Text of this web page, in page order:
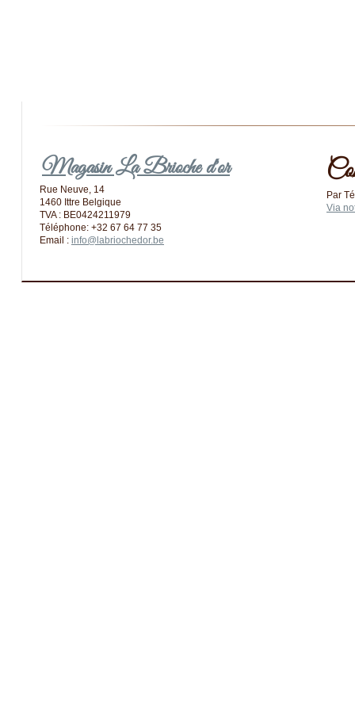
Par
Via
Magasin La Brioche d'or
Rue Neuve, 14
1460 Ittre Belgique
TVA : BE0424211979
Téléphone: +32 67 64 77 35
Email : info@labriochedor.be